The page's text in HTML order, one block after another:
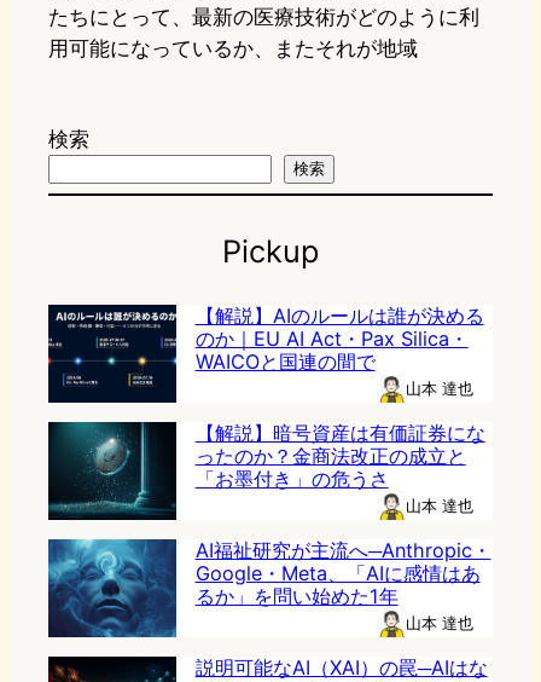
たちにとって、最新の医療技術がどのように利
用可能になっているか、またそれが地域
検索
検索
Pickup
【解説】AIのルールは誰が決める
のか｜EU AI Act・Pax Silica・
WAICOと国連の間で
山本 達也
【解説】暗号資産は有価証券にな
ったのか？金商法改正の成立と
「お墨付き」の危うさ
山本 達也
AI福祉研究が主流へ─Anthropic・
Google・Meta、「AIに感情はあ
るか」を問い始めた1年
山本 達也
説明可能なAI（XAI）の罠─AIはな